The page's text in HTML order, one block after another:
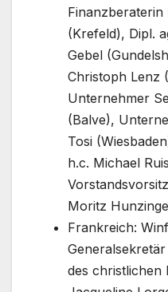
Finanzberaterin
(Krefeld), Dipl.
Gebel
Christoph Lenz
Unternehmer
(Balve),
Tosi
h.c. Michael
Moritz
Frankreich:
des christlichen